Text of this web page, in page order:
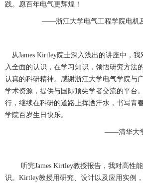
践。愿百年电气更辉煌！
——浙江大学电气工程学院电机
从James Kirtley院士深入浅出的讲座中，
入全面的认识，在学习知识，领悟研究方法
认真的科研精神。感谢浙江大学电气学院与
学术资源，提供与国际顶尖学者交流的平台
行，继续在科研的道路上挥洒汗水，书写青
学院百岁生日快乐。
——清华大
听完James Kirtley教授报告，我对高性
识。Kirtley教授用研究、设计以及应用实例